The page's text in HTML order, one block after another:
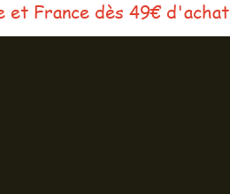
France dès 49€ d'achat